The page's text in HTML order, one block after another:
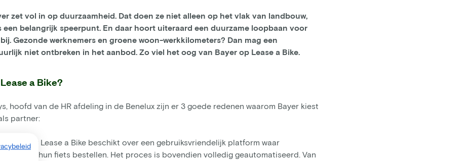
zet vol in op duurzaamheid. Dat doen ze niet alleen op het vlak van landbouw,
een belangrijk speerpunt. En daar hoort uiteraard een duurzame loopbaan voor
Gezonde werknemers en groene woon-werkkilometers? Dan mag een
niet ontbreken in het aanbod. Zo viel het oog van Bayer op Lease a Bike.
a Bike?
hoofd van de HR afdeling in de Benelux zijn er 3 goede redenen waarom Bayer kiest
partner:
platform: Lease a Bike beschikt over een gebruiksvriendelijk platform waar
efficiënt hun fiets bestellen. Het proces is bovendien volledig geautomatiseerd. Van